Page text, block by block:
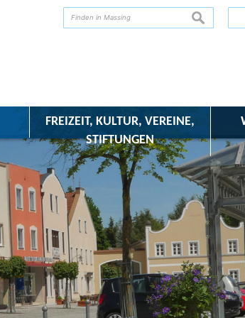
suchen
FREIZEIT, KULTUR, VEREINE,
STIFTUNGEN